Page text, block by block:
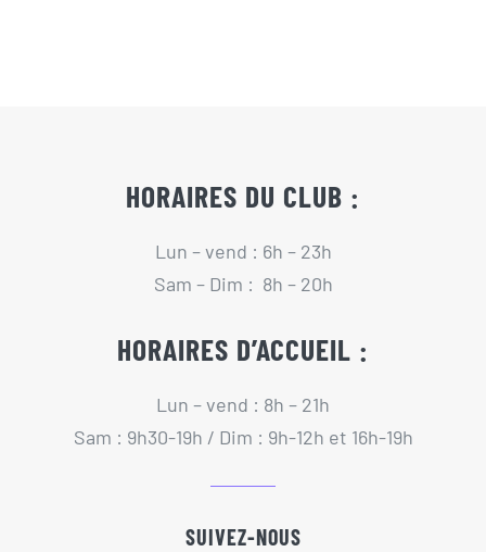
HORAIRES DU CLUB :
Lun – vend : 6h – 23h
Sam – Dim : 8h – 20h
HORAIRES D’ACCUEIL :
Lun – vend : 8h – 21h
Sam : 9h30-19h / Dim : 9h-12h et 16h-19h
SUIVEZ-NOUS